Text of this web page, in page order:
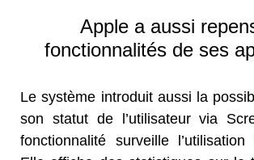
Apple a aussi
fonctionnalités de ses
Le système introduit aussi la
son statut de l’utilisateur via
fonctionnalité surveille l’utilisation